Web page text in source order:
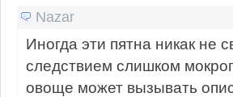
Nazar
Иногда эти пятна никак не
следствием слишком
овоще может вызывать